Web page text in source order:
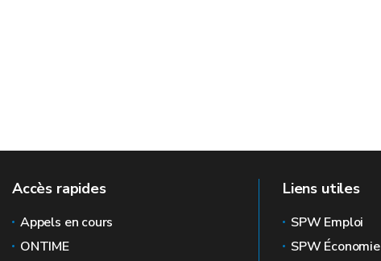
Accès rapides
Appels en cours
ONTIME
Liens utiles
SPW Emploi
SPW Économie